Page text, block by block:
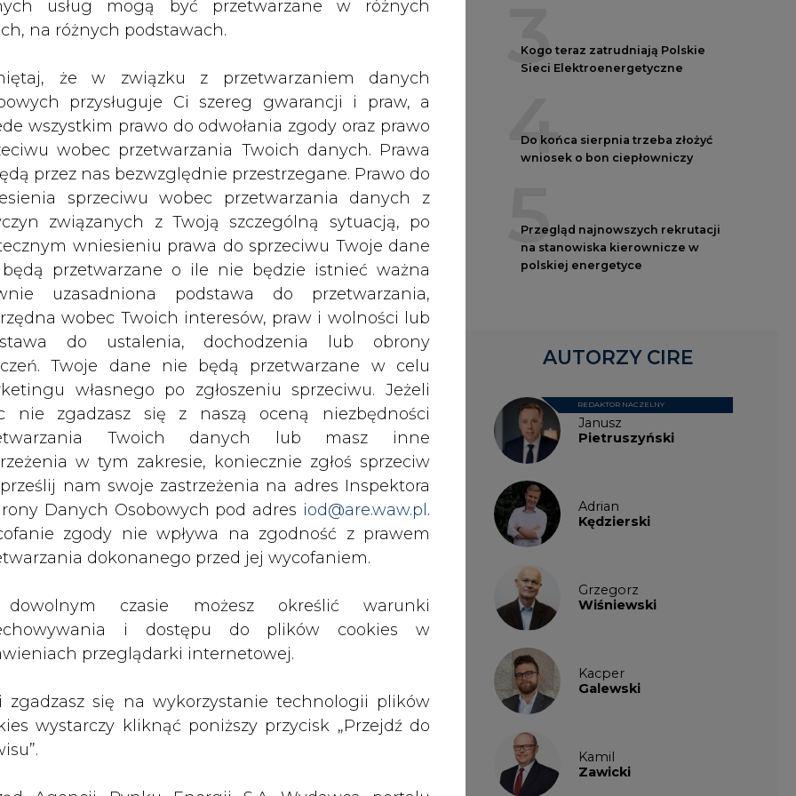
usług mogą być przetwarzane w różnych
na różnych podstawach.
że w związku z przetwarzaniem danych
przysługuje Ci szereg gwarancji i praw, a
wszystkim prawo do odwołania zgody oraz prawo
wobec przetwarzania Twoich danych. Prawa
przez nas bezwzględnie przestrzegane. Prawo do
sprzeciwu wobec przetwarzania danych z
związanych z Twoją szczególną sytuacją, po
wniesieniu prawa do sprzeciwu Twoje dane
przetwarzane o ile nie będzie istnieć ważna
uzasadniona podstawa do przetwarzania,
wobec Twoich interesów, praw i wolności lub
do ustalenia, dochodzenia lub obrony
Twoje dane nie będą przetwarzane w celu
własnego po zgłoszeniu sprzeciwu. Jeżeli
nie zgadzasz się z naszą oceną niezbędności
Twoich danych lub masz inne
w tym zakresie, koniecznie zgłoś sprzeciw
prześlij nam swoje zastrzeżenia na adres Inspektora
Danych Osobowych pod adres iod@are.waw.pl .
zgody nie wpływa na zgodność z prawem
dokonanego przed jej wycofaniem.
czasie możesz określić warunki
i dostępu do plików cookies w
przeglądarki internetowej.
zgadzasz się na wykorzystanie technologii plików
wystarczy kliknąć poniższy przycisk „Przejdź do
Zawodowych Wojciech Dąbrowski powiedział
i wojna w Ukrainie mają wpływ na sytuację na
Apelujemy do naszych klientów, abyśmy przede
mieli problemów z niedoborem ciepła, energii
cen paliw, co przełoży się na ceny końcowe.
zniwelowanie odczucia bezpośredniego dla klienta
VAT i akcyzy na paliwa i energię elektryczną.
będą podejmowane w razie potrzeby jesienią i na
się ustabilizuje.
sytuacji kryzysu energetycznego, z którym nie
Dąbrowski - chcą się dekarbonizować i
uwzględnienie polskiej specyfiki i możliwości. Jako
które należy do najbardziej rozbudowanych w
jak w Polsce. Dlatego mu apelujemy
cele, które są coraz bardziej zaostrzane, cele
zmiana technologii, a za nią ogromne środki na
W konsekwencji to będzie powodowało wzrost
Pietruszyński
Kacper
KKG
AUTORZY CIRE